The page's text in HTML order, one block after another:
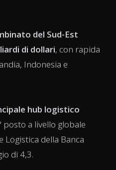
del Sud-Est
di dollari, con rapida
Indonesia e
hub logistico
posto a livello globale
Logistica della Banca
di 4,3.